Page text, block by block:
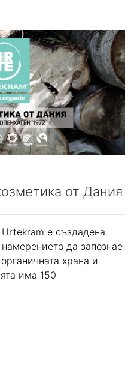
от Дания
е създадена
да запознае
храна и
има 150